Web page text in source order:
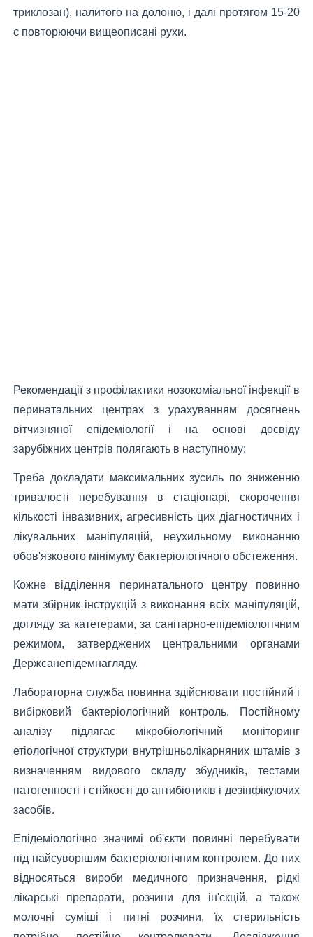
триклозан), налитого на долоню, і далі протягом 15-20
с повторюючи вищеописані рухи.
Рекомендації з профілактики нозокоміальної інфекції в
перинатальних центрах з урахуванням досягнень
вітчизняної епідеміології і на основі досвіду
зарубіжних центрів полягають в наступному:
Треба докладати максимальних зусиль по зниженню
тривалості перебування в стаціонарі, скорочення
кількості інвазивних, агресивність цих діагностичних і
лікувальних маніпуляцій, неухильному виконанню
обов'язкового мінімуму бактеріологічного обстеження.
Кожне відділення перинатального центру повинно
мати збірник інструкцій з виконання всіх маніпуляцій,
догляду за катетерами, за санітарно-епідеміологічним
режимом, затверджених центральними органами
Держсанепідемнагляду.
Лабораторна служба повинна здійснювати постійний і
вибірковий бактеріологічний контроль. Постійному
аналізу підлягає мікробіологічний моніторинг
етіологічної структури внутрішньолікарняних штамів з
визначенням видового складу збудників, тестами
патогенності і стійкості до антибіотиків і дезінфікуючих
засобів.
Епідеміологічно значимі об'єкти повинні перебувати
під найсуворішим бактеріологічним контролем. До них
відносяться вироби медичного призначення, рідкі
лікарські препарати, розчини для ін'єкцій, а також
молочні суміші і питні розчини, їх стерильність